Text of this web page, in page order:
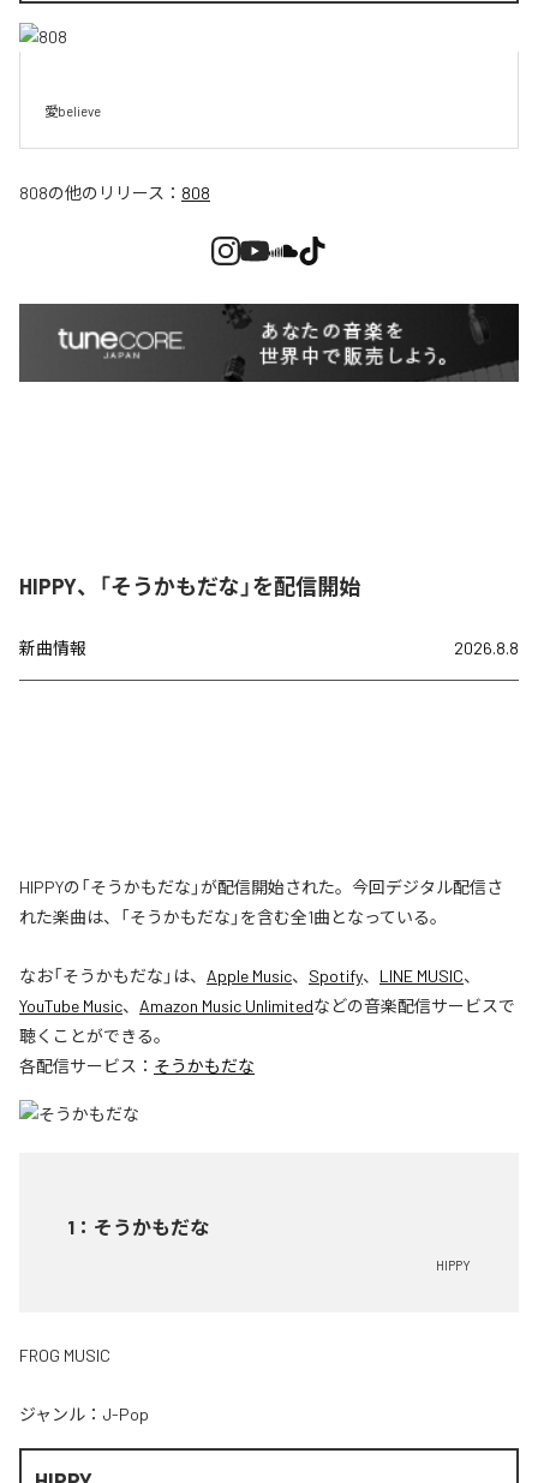
愛believe
808の他のリリース： 808
HIPPY、「そうかもだな」を配信開始
新曲情報 2026.8.8
HIPPYの「そうかもだな」が配信開始された。今回デジタル配信さ
れた楽曲は、「そうかもだな」を含む全1曲となっている。
なお「そうかもだな 」は、 Apple Music、 Spotify、 LINE MUSIC、
YouTube Music、 Amazon Music Unlimitedなどの音楽配信サービスで
聴くことができる。
各配信サービス： そうかもだな
1 ： そうかもだな
HIPPY
FROG MUSIC
ジャンル： J-Pop